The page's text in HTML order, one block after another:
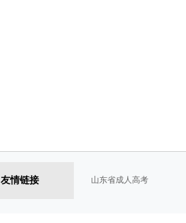
友情链接 山东省成人高考